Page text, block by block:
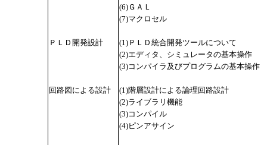
(6)ＧＡＬ
(7)マクロセル
ＰＬＤ開発設計
(1)ＰＬＤ統合開発ツールについて
(2)エディタ、シミュレータの基本操作
(3)コンパイラ及びプログラムの基本操作
回路図による設計
(1)階層設計による論理回路設計
(2)ライブラリ機能
(3)コンパイル
(4)ピンアサイン